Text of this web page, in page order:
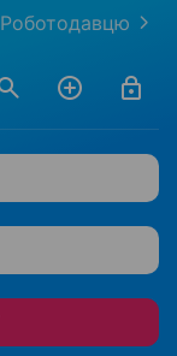
Роботодавцю